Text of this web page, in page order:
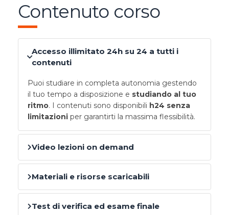
Contenuto corso
Accesso illimitato 24h su 24 a tutti i
contenuti
Puoi studiare in completa autonomia gestendo
il tuo tempo a disposizione e studiando al tuo
ritmo. I contenuti sono disponibili h24 senza
limitazioni per garantirti la massima flessibilità.
Video lezioni on demand
Materiali e risorse scaricabili
Test di verifica ed esame finale